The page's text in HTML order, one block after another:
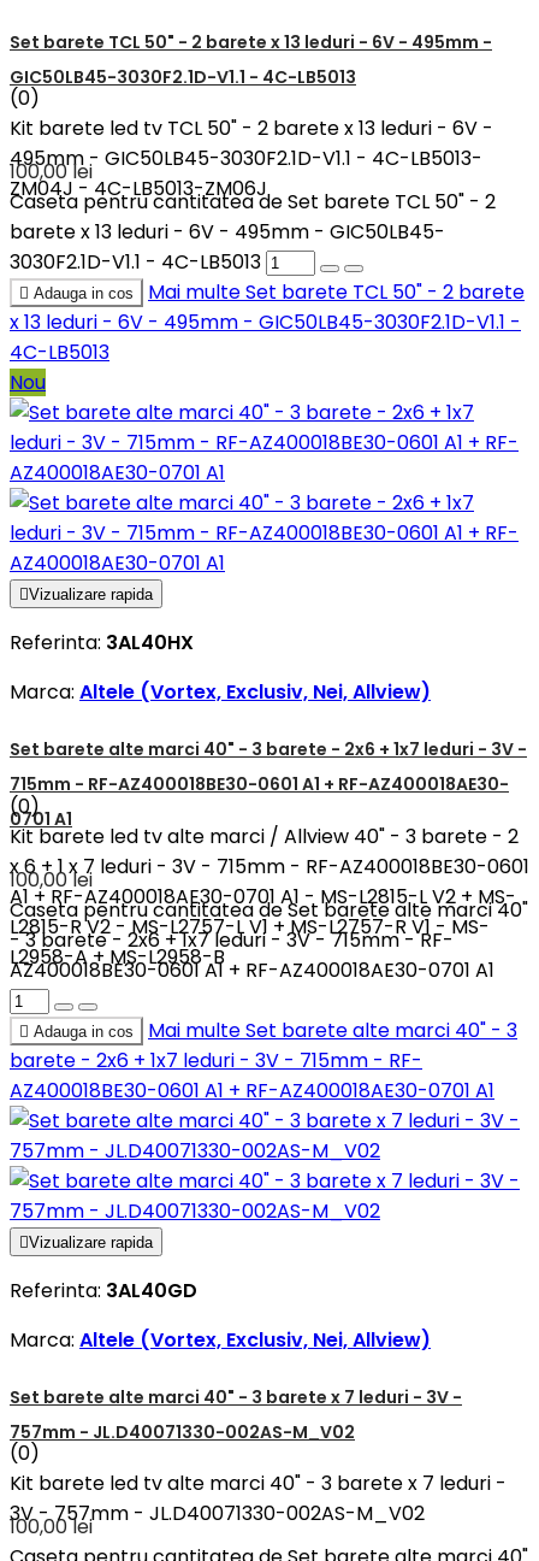
Set barete TCL 50" - 2 barete x 13 leduri - 6V - 495mm -
GIC50LB45-3030F2.1D-V1.1 - 4C-LB5013
(0)
Kit barete led tv TCL 50" - 2 barete x 13 leduri - 6V -
495mm - GIC50LB45-3030F2.1D-V1.1 - 4C-LB5013-
ZM04J - 4C-LB5013-ZM06J
100,00 lei
Caseta pentru cantitatea de Set barete TCL 50" - 2
barete x 13 leduri - 6V - 495mm - GIC50LB45-
3030F2.1D-V1.1 - 4C-LB5013
 Adauga in cos Mai multeSet barete TCL 50" - 2 barete
x 13 leduri - 6V - 495mm - GIC50LB45-3030F2.1D-V1.1 -
4C-LB5013
Nou
Vizualizare rapida
Referinta: 3AL40HX
Marca: Altele (Vortex, Exclusiv, Nei, Allview)
Set barete alte marci 40" - 3 barete - 2x6 + 1x7 leduri - 3V -
715mm - RF-AZ400018BE30-0601 A1 + RF-AZ400018AE30-
0701 A1
(0)
Kit barete led tv alte marci / Allview 40" - 3 barete - 2
x 6 + 1 x 7 leduri - 3V - 715mm - RF-AZ400018BE30-0601
A1 + RF-AZ400018AE30-0701 A1 - MS-L2815-L V2 + MS-
L2815-R V2 - MS-L2757-L V1 + MS-L2757-R V1 - MS-
L2958-A + MS-L2958-B
100,00 lei
Caseta pentru cantitatea de Set barete alte marci 40"
- 3 barete - 2x6 + 1x7 leduri - 3V - 715mm - RF-
AZ400018BE30-0601 A1 + RF-AZ400018AE30-0701 A1
 Adauga in cos Mai multeSet barete alte marci 40" - 3
barete - 2x6 + 1x7 leduri - 3V - 715mm - RF-
AZ400018BE30-0601 A1 + RF-AZ400018AE30-0701 A1
Vizualizare rapida
Referinta: 3AL40GD
Marca: Altele (Vortex, Exclusiv, Nei, Allview)
Set barete alte marci 40" - 3 barete x 7 leduri - 3V -
757mm - JL.D40071330-002AS-M_V02
(0)
Kit barete led tv alte marci 40" - 3 barete x 7 leduri -
3V - 757mm - JL.D40071330-002AS-M_V02
100,00 lei